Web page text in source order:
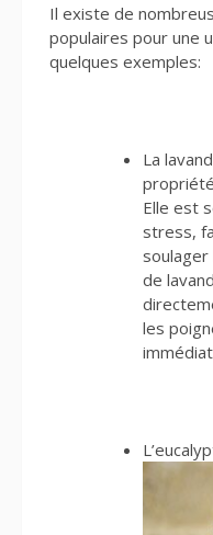
Il existe de
populaires pour une
quelques exemples:
La
Elle est
stress,
de
les